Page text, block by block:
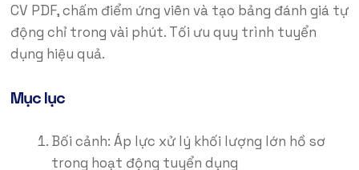
CV PDF, chấm điểm ứng viên và tạo bảng đánh giá tự
động chỉ trong vài phút. Tối ưu quy trình tuyển
dụng hiệu quả.
Mục lục
Bối cảnh: Áp lực xử lý khối lượng lớn hồ sơ
trong hoạt động tuyển dụng